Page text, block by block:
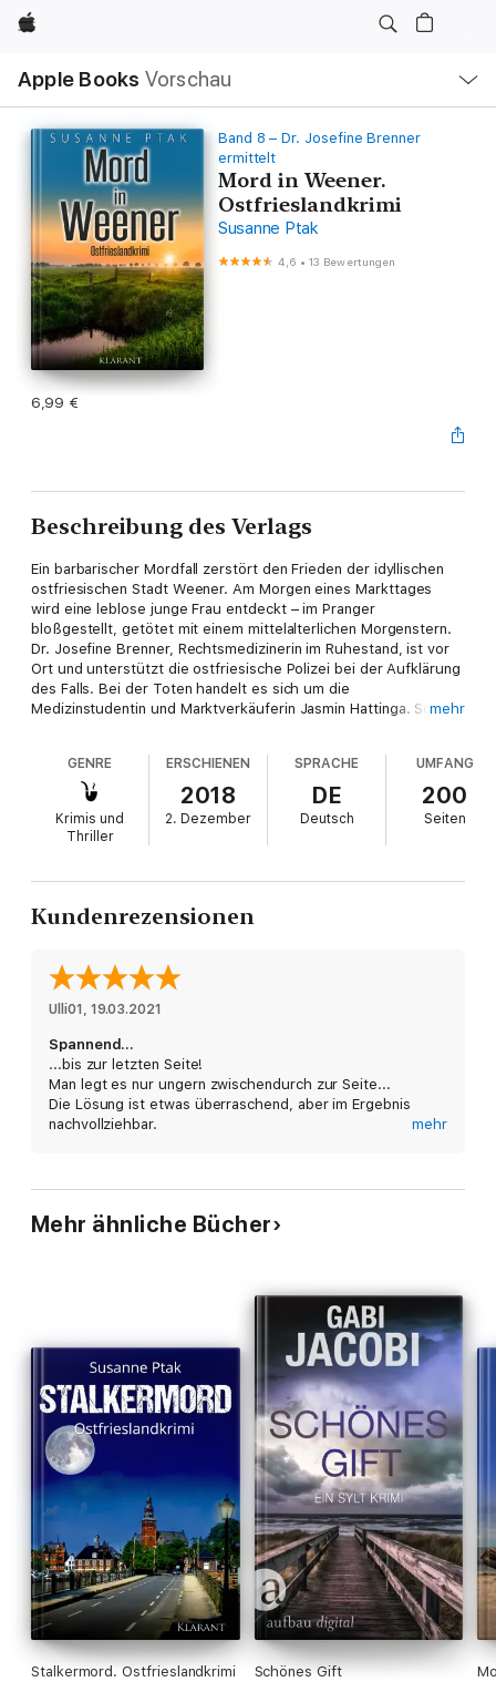
Apple
Apple Books Vorschau
Navigation
Menü
öffnen
Band 8 – Dr. Josefine Brenner
ermittelt
Mord in Weener.
Ostfrieslandkrimi
Susanne Ptak
4,6 •13 Bewertungen
6,99 €
Beschreibung des Verlags
Ein barbarischer Mordfall zerstört den Frieden der idyllischen
ostfriesischen Stadt Weener. Am Morgen eines Markttages
wird eine leblose junge Frau entdeckt – im Pranger
bloßgestellt, getötet mit einem mittelalterlichen Morgenstern.
Dr. Josefine Brenner, Rechtsmedizinerin im Ruhestand, ist vor
Ort und unterstützt die ostfriesische Polizei bei der Aufklärung
des Falls. Bei der Toten handelt es sich um die
Medizinstudentin und Marktverkäuferin Jasmin Hattinga. Schon
auf ein furchtbares Durcheinander von Leidenschaft, Lügen,
Eifersucht und Geld. Bei der angesehen Arztfamilie, der Jasmin
entstammt, kommen sie nur schwer weiter. Doch ein Fund im
Zimmer der Toten bringt erstes Licht ins Dunkel: Eine riesige
Summe Bargeld taucht auf, außerdem pikante Videos, die
rücken...
mehr
GENRE
Krimis und
Thriller
ERSCHIENEN
2018
2. Dezember
SPRACHE
DE
Deutsch
UMFANG
200
Seiten
Kundenrezensionen
Ulli01 19.03.2021
Spannend...
...bis zur letzten Seite!
Man legt es nur ungern zwischendurch zur Seite...
Die Lösung ist etwas überraschend, aber im Ergebnis
nachvollziehbar.
mehr
Mehr ähnliche Bücher
Stalkermord. Ostfrieslandkrimi Schönes Gift